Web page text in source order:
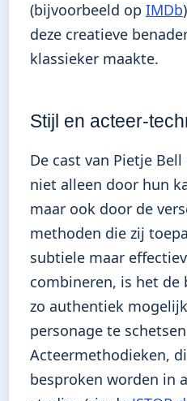
(bijvoorbeeld op IMDb
deze creatieve
klassieker maakte.
Stijl en acteer-
De cast van Pietje
niet alleen door hun
maar ook door de
methoden die zij
subtiele maar
combineren, is het de
zo authentiek
personage te
Acteermethodieken,
besproken worden in